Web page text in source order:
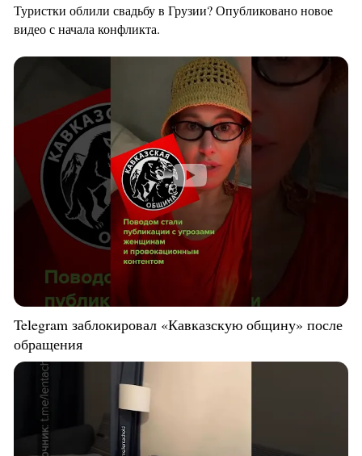
Туристки облили свадьбу в Грузии? Опубликовано новое
видео с начала конфликта.
Telegram заблокировал «Кавказскую общину» после
обращения